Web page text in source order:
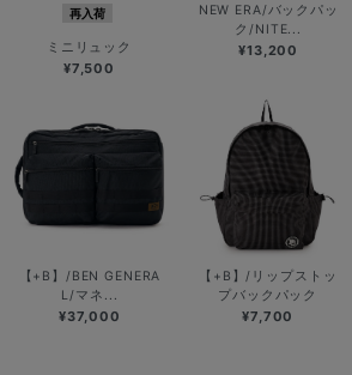
再入荷
ミニリュック
¥7,500
NEW ERA/バックパッ
ク/NITE...
¥13,200
【+B】/BEN GENERA
L/マネ...
¥37,000
【+B】/リップストッ
プバックパック
¥7,700